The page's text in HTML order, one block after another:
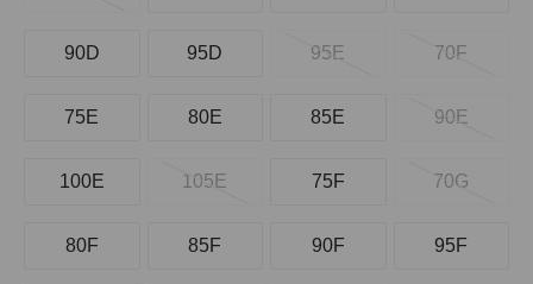
90D 95D 95E 70F
75E 80E 85E 90E
100E 105E 75F 70G
80F 85F 90F 95F